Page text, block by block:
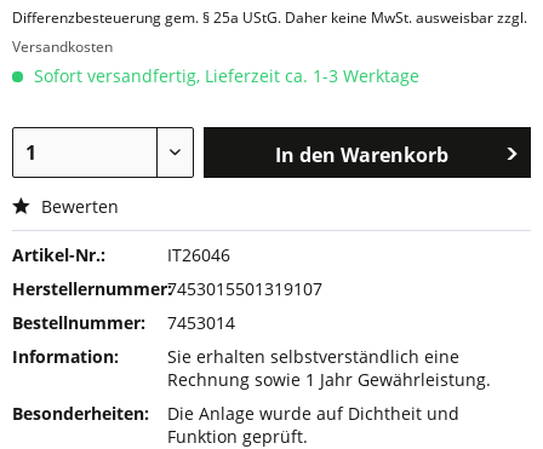
Differenzbesteuerung gem. § 25a UStG. Daher keine MwSt. ausweisbar zzgl.
Versandkosten
Sofort versandfertig, Lieferzeit ca. 1-3 Werktage
In den Warenkorb
Bewerten
Artikel-Nr.:
IT26046
Herstellernummer:7453015501319107
Bestellnummer:
7453014
Information:
Sie erhalten selbstverständlich eine
Rechnung sowie 1 Jahr Gewährleistung.
Besonderheiten:
Die Anlage wurde auf Dichtheit und
Funktion geprüft.